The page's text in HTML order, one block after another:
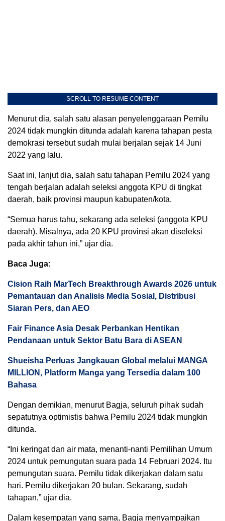
SCROLL TO RESUME CONTENT
Menurut dia, salah satu alasan penyelenggaraan Pemilu
2024 tidak mungkin ditunda adalah karena tahapan pesta
demokrasi tersebut sudah mulai berjalan sejak 14 Juni
2022 yang lalu.
Saat ini, lanjut dia, salah satu tahapan Pemilu 2024 yang
tengah berjalan adalah seleksi anggota KPU di tingkat
daerah, baik provinsi maupun kabupaten/kota.
“Semua harus tahu, sekarang ada seleksi (anggota KPU
daerah). Misalnya, ada 20 KPU provinsi akan diseleksi
pada akhir tahun ini,” ujar dia.
Baca Juga:
Cision Raih MarTech Breakthrough Awards 2026 untuk
Pemantauan dan Analisis Media Sosial, Distribusi
Siaran Pers, dan AEO
Fair Finance Asia Desak Perbankan Hentikan
Pendanaan untuk Sektor Batu Bara di ASEAN
Shueisha Perluas Jangkauan Global melalui MANGA
MILLION, Platform Manga yang Tersedia dalam 100
Bahasa
Dengan demikian, menurut Bagja, seluruh pihak sudah
sepatutnya optimistis bahwa Pemilu 2024 tidak mungkin
ditunda.
“Ini keringat dan air mata, menanti-nanti Pemilihan Umum
2024 untuk pemungutan suara pada 14 Februari 2024. Itu
pemungutan suara. Pemilu tidak dikerjakan dalam satu
hari. Pemilu dikerjakan 20 bulan. Sekarang, sudah
tahapan,” ujar dia.
Dalam kesempatan yang sama, Bagja menyampaikan